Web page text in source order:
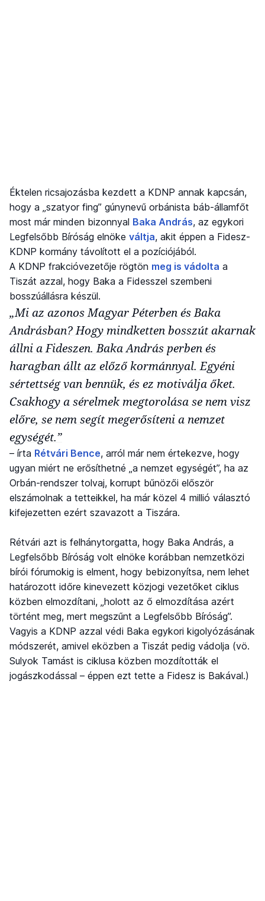
Éktelen ricsajozásba kezdett a KDNP annak kapcsán,
hogy a „szatyor fing” gúnynevű orbánista báb-államfőt
most már minden bizonnyal Baka András, az egykori
Legfelsőbb Bíróság elnöke váltja, akit éppen a Fidesz-
KDNP kormány távolított el a pozíciójából.
A KDNP frakcióvezetője rögtön meg is vádolta a
Tiszát azzal, hogy Baka a Fidesszel szembeni
bosszúállásra készül.
„Mi az azonos Magyar Péterben és Baka
Andrásban? Hogy mindketten bosszút akarnak
állni a Fideszen. Baka András perben és
haragban állt az előző kormánnyal. Egyéni
sértettség van bennük, és ez motiválja őket.
Csakhogy a sérelmek megtorolása se nem visz
előre, se nem segít megerősíteni a nemzet
egységét.”
– írta Rétvári Bence, arról már nem értekezve, hogy
ugyan miért ne erősíthetné „a nemzet egységét”, ha az
Orbán-rendszer tolvaj, korrupt bűnözői először
elszámolnak a tetteikkel, ha már közel 4 millió választó
kifejezetten ezért szavazott a Tiszára.
Rétvári azt is felhánytorgatta, hogy Baka András, a
Legfelsőbb Bíróság volt elnöke korábban nemzetközi
bírói fórumokig is elment, hogy bebizonyítsa, nem lehet
határozott időre kinevezett közjogi vezetőket ciklus
közben elmozdítani, „holott az ő elmozdítása azért
történt meg, mert megszűnt a Legfelsőbb Bíróság”.
Vagyis a KDNP azzal védi Baka egykori kigolyózásának
módszerét, amivel eközben a Tiszát pedig vádolja (vö.
Sulyok Tamást is ciklusa közben mozdították el
jogászkodással – éppen ezt tette a Fidesz is Bakával.)